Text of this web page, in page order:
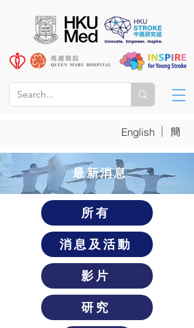
English | 簡
​最新消息
所有
消息及活動
影片
研究